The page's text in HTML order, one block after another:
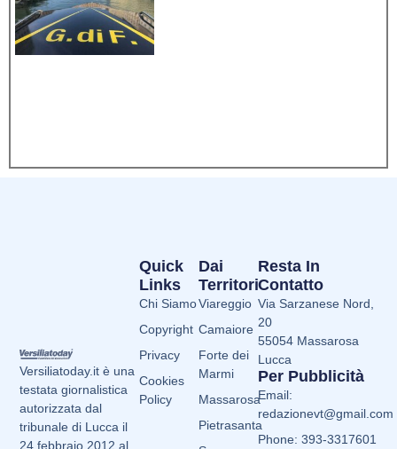
Versiliatoday.it è una
testata giornalistica
autorizzata dal
tribunale di Lucca il
24 febbraio 2012 al
Dai
Territori
Viareggio
Camaiore
Forte dei
Marmi
Massarosa
Pietrasanta
Quick
Links
Chi Siamo
Copyright
Privacy
Cookies
Policy
Resta In
Contatto
Via Sarzanese Nord,
20
55054 Massarosa
Lucca
Per Pubblicità
Email:
redazionevt@gmail.com
Phone: 393-3317601